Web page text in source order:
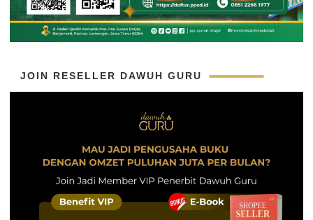
JOIN RESELLER DAWUH GURU